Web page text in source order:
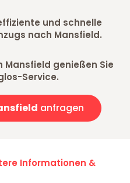
und schnelle
nach Mansfield.
Mansfield genießen Sie
Service.
anfragen
Informationen &